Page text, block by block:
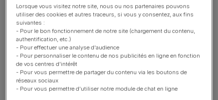
Rédiger un avis
Tailles disponibles​ : 195g 400g
Faible teneur en phosphore pour aider à ralentir la
progression des lésions rénales.
Teneur limitée en protéines mais de qualité supérieure
Lorsque vous visitez notre site, nous ou nos partenaires pouvons
utiliser des cookies et autres traceurs, si vous y consentez, aux fins
suivantes :
- Pour le bon fonctionnement de notre site (chargement du contenu,
authentification, etc.)
- Pour effectuer une analyse d'audience
- Pour personnaliser le contenu de nos publicités en ligne en fonction
de vos centres d'intérêt
- Pour vous permettre de partager du contenu via les boutons de
réseaux sociaux
- Pour vous permettre d'utiliser notre module de chat en ligne